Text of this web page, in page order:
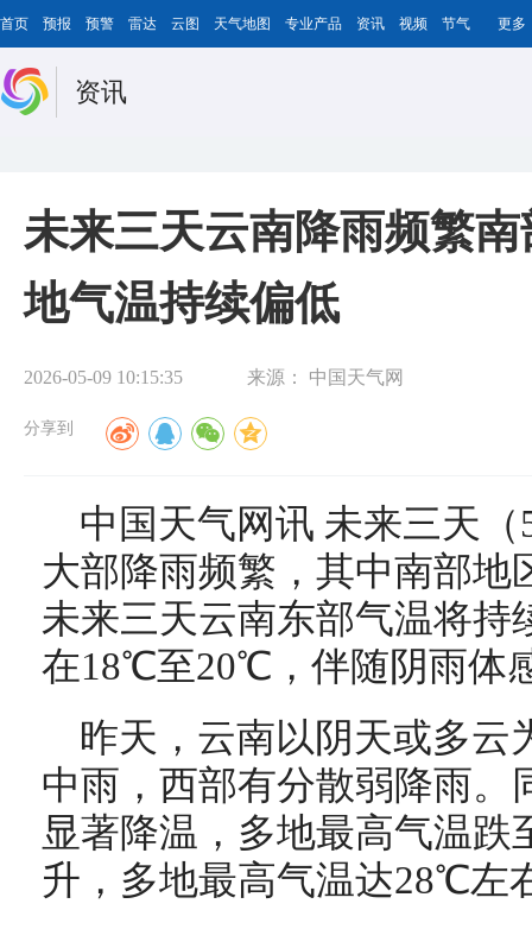
首页 预报 预警 雷达 云图 天气地图 专业产品 资讯 视频 节气 更多
资讯
未来三天云南降雨频繁
地气温持续偏低
2026-05-09 10:15:35 来源： 中国天气网
分享到
中国天气网讯 未来三天
大部降雨频繁，其中南部地
未来三天云南东部气温将持
在18℃至20℃，伴随阴雨体
昨天，云南以阴天或多云
中雨，西部有分散弱降雨。
显著降温，多地最高气温
升，多地最高气温达28℃左